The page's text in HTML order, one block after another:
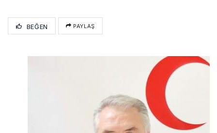
BEĞEN PAYLAŞ